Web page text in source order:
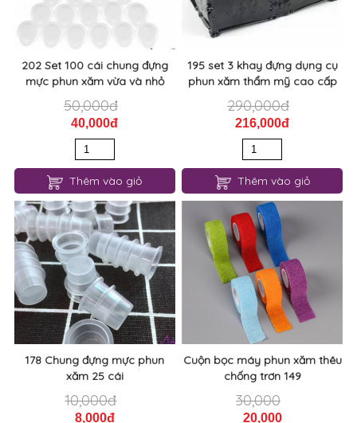
202 Set 100 cái chung đựng
mực phun xăm vừa và nhỏ
50,000đ
40,000đ
Thêm vào giỏ
195 set 3 khay đựng dụng cụ
phun xăm thẩm mỹ cao cấp
290,000đ
216,000đ
Thêm vào giỏ
178 Chung đựng mực phun
xăm 25 cái
10,000đ
8,000đ
Cuộn bọc máy phun xăm thêu
chống trơn 149
30,000
20,000